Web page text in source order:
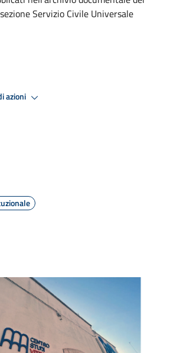
Servizio Civile Universale
azioni